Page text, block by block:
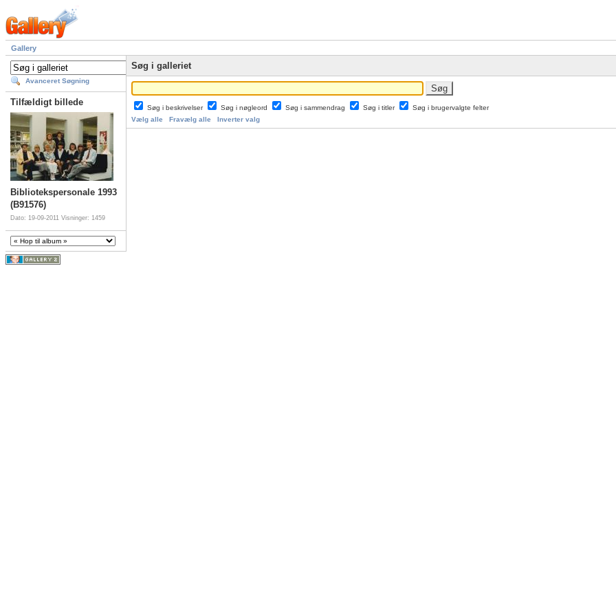
Gallery
Avanceret Søgning
Tilfældigt billede
Bibliotekspersonale 1993
(B91576)
Dato: 19-09-2011 Visninger: 1459
Søg i galleriet
Søg i beskrivelser Søg i nøgleord Søg i sammendrag Søg i titler
Søg i brugervalgte felter
Vælg alle
Fravælg alle Inverter valg